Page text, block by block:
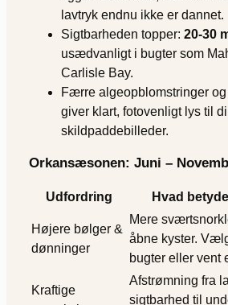
lavtryk endnu ikke er dannet.
Sigtbarheden topper: 20-30
usædvanligt i bugter som
Carlisle Bay.
Færre algeopblomstringer
giver klart, fotovenligt lys til
skildpaddebilleder.
Orkansæsonen: Juni –
Udfordring Hvad
Højere bølger &
dønninger
Mere
åbne kyster.
bugter eller vent
Kraftige
Afstrømning fra
sigtbarhed til